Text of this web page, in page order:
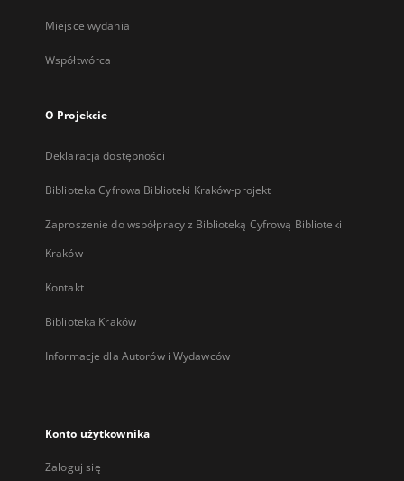
Miejsce wydania
Współtwórca
O Projekcie
Deklaracja dostępności
Biblioteka Cyfrowa Biblioteki Kraków-projekt
Zaproszenie do współpracy z Biblioteką Cyfrową Biblioteki
Kraków
Kontakt
Biblioteka Kraków
Informacje dla Autorów i Wydawców
Konto użytkownika
Zaloguj się